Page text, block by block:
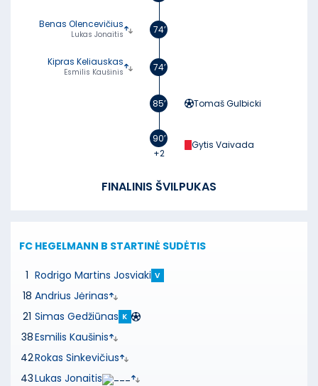
FC HEGELMANN B STARTINĖ SUDĖTIS
1 Rodrigo Martins Josviaki V
18 Andrius Jėrinas
21 Simas Gedžiūnas K
38Esmilis Kaušinis
42Rokas Sinkevičius
43Lukas Jonaitis
Benas Olencevičius
Lukas Jonaitis 74’
Kipras Keliauskas
Esmilis Kaušinis 74’
85’ Tomaš Gulbicki
90’
+2
Gytis Vaivada
FINALINIS ŠVILPUKAS